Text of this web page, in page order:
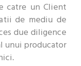
catre un Client
de mediu de
due diligence
unui producator